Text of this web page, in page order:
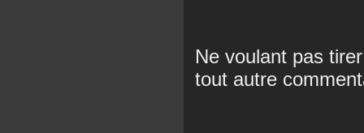
Ne voulant pas
tout autre